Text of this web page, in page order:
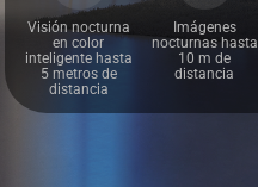
Visión nocturna
en color
inteligente hasta
5 metros de
distancia
Imágenes
nocturnas hasta
10 m de
distancia